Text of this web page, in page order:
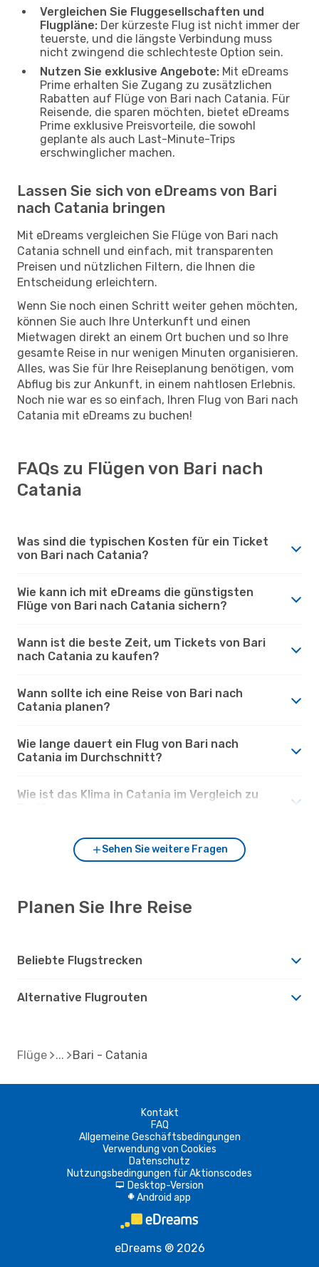
Vergleichen Sie Fluggesellschaften und
Flugpläne: Der kürzeste Flug ist nicht immer der
teuerste, und die längste Verbindung muss
nicht zwingend die schlechteste Option sein.
Nutzen Sie exklusive Angebote: Mit eDreams
Prime erhalten Sie Zugang zu zusätzlichen
Rabatten auf Flüge von Bari nach Catania. Für
Reisende, die sparen möchten, bietet eDreams
Prime exklusive Preisvorteile, die sowohl
geplante als auch Last-Minute-Trips
erschwinglicher machen.
Lassen Sie sich von eDreams von Bari
nach Catania bringen
Mit eDreams vergleichen Sie Flüge von Bari nach
Catania schnell und einfach, mit transparenten
Preisen und nützlichen Filtern, die Ihnen die
Entscheidung erleichtern.
Wenn Sie noch einen Schritt weiter gehen möchten,
können Sie auch Ihre Unterkunft und einen
Mietwagen direkt an einem Ort buchen und so Ihre
gesamte Reise in nur wenigen Minuten organisieren.
Alles, was Sie für Ihre Reiseplanung benötigen, vom
Abflug bis zur Ankunft, in einem nahtlosen Erlebnis.
Noch nie war es so einfach, Ihren Flug von Bari nach
Catania mit eDreams zu buchen!
FAQs zu Flügen von Bari nach
Catania
Was sind die typischen Kosten für ein Ticket
von Bari nach Catania?
Wie kann ich mit eDreams die günstigsten
Flüge von Bari nach Catania sichern?
Wann ist die beste Zeit, um Tickets von Bari
nach Catania zu kaufen?
Wann sollte ich eine Reise von Bari nach
Catania planen?
Wie lange dauert ein Flug von Bari nach
Catania im Durchschnitt?
Wie ist das Klima in Catania im Vergleich zu
Sehen Sie weitere Fragen
Planen Sie Ihre Reise
Beliebte Flugstrecken
Alternative Flugrouten
Flüge Bari - Catania
Kontakt
FAQ
Allgemeine Geschäftsbedingungen
Verwendung von Cookies
Datenschutz
Nutzungsbedingungen für Aktionscodes
d Desktop-Version
A Android app
eDreams ® 2026